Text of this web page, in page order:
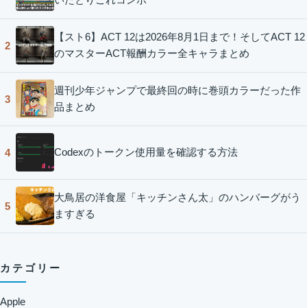
2
【スト6】ACT 12は2026年8月1日まで！そしてACT 12
のマスターACT報酬カラー全キャラまとめ
3
週刊少年ジャンプで最終回の時に巻頭カラーだった作
品まとめ
4 Codexのトークン使用量を確認する方法
5
大鳥居の洋食屋「キッチンさん太」のハンバーグがう
ますぎる
カテゴリー
Apple